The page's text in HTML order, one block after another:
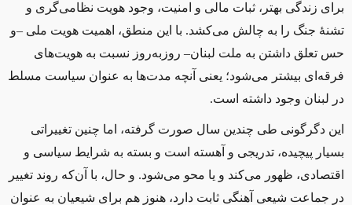
برای زندگی بهتر، ثبات مالی و امنیت، وجود هویت نظامی‌گری و
تشنهٔ جنگ را به چالش می‌کشد. با این منطق، اهمیت هویت ملی –و
حس تعلق داشتن به ملت لبنان– روزبه‌روز نسبت به هویت‌های
فرقه‌ای بیشتر می‌شود؛ یعنی آنچه مدت‌ها به عنوان سیاست مسلط
در لبنان وجود داشته است.
این دگرگونی طی چندین سال صورت گرفته، اما چنین تغییراتی
بسیار پیچیده، تدریجی و آهسته است و بسته به شرایط سیاسی و
اقتصادی، ظهور می‌کند و یا محو می‌شود. و حال، با آن‌که روند تغییر
در جماعت شیعی آهنگی ثابت دارد، هنوز هم برای شیعیان به عنوان